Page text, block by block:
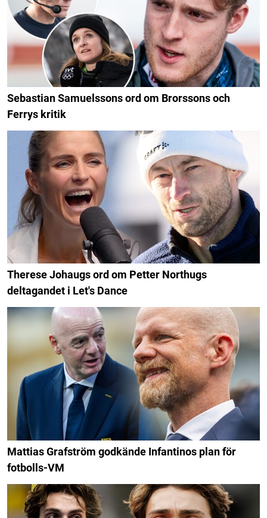
Sebastian Samuelssons ord om Brorssons och
Ferrys kritik
Therese Johaugs ord om Petter Northugs
deltagandet i Let's Dance
Mattias Grafström godkände Infantinos plan för
fotbolls-VM